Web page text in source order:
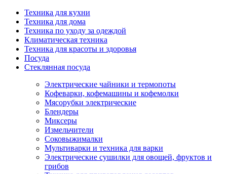
Техника для кухни
Техника для дома
Техника по уходу за одеждой
Климатическая техника
Техника для красоты и здоровья
Посуда
Стеклянная посуда
Электрические чайники и термопоты
Кофеварки, кофемашины и кофемолки
Мясорубки электрические
Блендеры
Миксеры
Измельчители
Соковыжималки
Мультиварки и техника для варки
Электрические сушилки для овощей, фруктов и
грибов